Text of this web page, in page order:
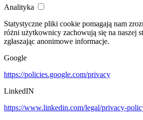
Analityka
Statystyczne pliki cookie pomagają nam
różni użytkownicy zachowują się na naszej
zgłaszając anonimowe informacje.
Google
https://policies.google.com/privacy
LinkedIN
https://www.linkedin.com/legal/privacy-